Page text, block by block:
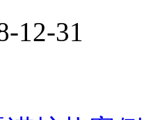
12-31